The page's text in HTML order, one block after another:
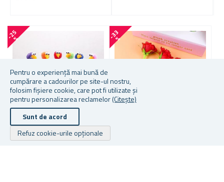
Pentru o experiență mai bună de
cumpărare a cadourilor pe site-ul nostru,
folosim fișiere cookie, care pot fi utilizate și
pentru personalizarea reclamelor(Citește)
Sunt de acord
Refuz cookie-urile opționale
-
2
5
%
PIX - STRUȚ
-
3
3
%